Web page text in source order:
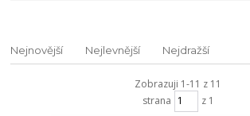
Nejnovější Nejlevnější Nejdražší
Zobrazuji 1-11 z 11
strana
z 1